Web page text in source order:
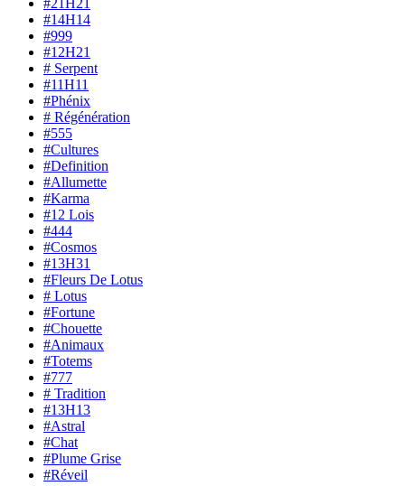
#14H14
#999
#12H21
# Serpent
#11H11
#Phénix
# Régénération
#555
#Cultures
#Definition
#Allumette
#Karma
#12 Lois
#444
#Cosmos
#13H31
#Fleurs De Lotus
# Lotus
#Fortune
#Chouette
#Animaux
#Totems
#777
# Tradition
#13H13
#Astral
#Chat
#Plume Grise
#Réveil